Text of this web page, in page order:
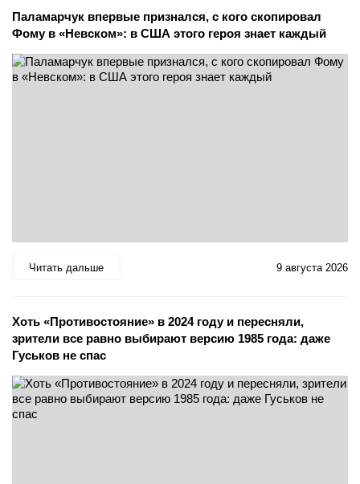
Паламарчук впервые признался, с кого скопировал
Фому в «Невском»: в США этого героя знает каждый
Читать дальше 9 августа 2026
Хоть «Противостояние» в 2024 году и пересняли,
зрители все равно выбирают версию 1985 года: даже
Гуськов не спас